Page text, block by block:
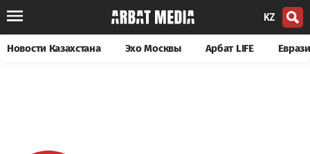
KZ
Новости Казахстана Эхо Москвы Арбат LIFE